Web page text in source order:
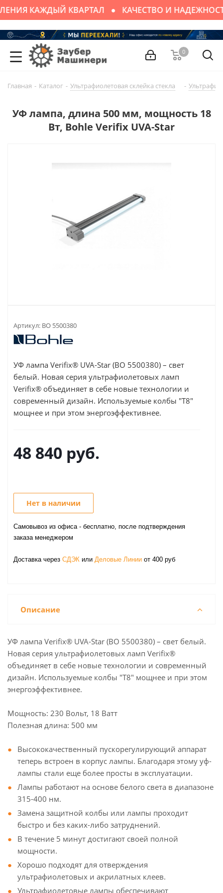
КАЖДЫЙ КВАРТАЛ КАЧЕСТВО И
0
Главная - Каталог - Ультрафиолетовая склейка стекла -
УФ лампа, длина 500 мм, мощность 18
Вт, Bohle Verifix UVA-Star
Артикул: BO 5500380
УФ лампа Verifix® UVA-Star (BO 5500380) – свет
белый. Новая серия ультрафиолетовых ламп
Verifix® объединяет в себе новые технологии и
современный дизайн. Используемые колбы "Т8"
мощнее и при этом энергоэффективнее.
48 840 руб.
Нет в наличии
Самовывоз из офиса - бесплатно, после подтверждения
заказа менеджером
Доставка через СДЭК или Деловые Линии от 400 руб
Описание
УФ лампа Verifix® UVA-Star (BO 5500380) – свет белый.
Новая серия ультрафиолетовых ламп Verifix®
объединяет в себе новые технологии и современный
дизайн. Используемые колбы "Т8" мощнее и при этом
энергоэффективнее.
Мощность: 230 Вольт, 18 Ватт
Полезная длина: 500 мм
Высококачественный пускорегулирующий аппарат
теперь встроен в корпус лампы. Благодаря этому уф-
лампы стали еще более просты в эксплуатации.
Лампы работают на основе белого света в диапазоне
315-400 нм.
Замена защитной колбы или лампы проходит
быстро и без каких-либо затруднений.
В течение 5 минут достигают своей полной
мощности.
Хорошо подходят для отверждения
ультрафиолетовых и акрилатных клеев.
Ультрафиолетовые лампы обеспечивают